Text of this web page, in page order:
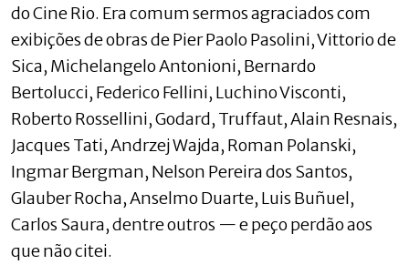
do Cine Rio. Era comum sermos agraciados com
exibições de obras de Pier Paolo Pasolini, Vittorio de
Sica, Michelangelo Antonioni, Bernardo
Bertolucci, Federico Fellini, Luchino Visconti,
Roberto Rossellini, Godard, Truffaut, Alain Resnais,
Jacques Tati, Andrzej Wajda, Roman Polanski,
Ingmar Bergman, Nelson Pereira dos Santos,
Glauber Rocha, Anselmo Duarte, Luis Buñuel,
Carlos Saura, dentre outros — e peço perdão aos
que não citei.